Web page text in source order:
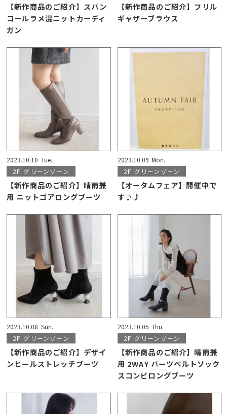
【新作商品のご紹介】スパン
コールラメ混ニットカーディ
ガン
【新作商品のご紹介】フリル
ギャザーブラウス
2023.10.10 Tue.
2F グリーンゾーン
【新作商品のご紹介】晴雨兼
用 ニットゴアロングブーツ
2023.10.09 Mon.
2F グリーンゾーン
【オータムフェア】開催中で
す♪♪
2023.10.08 Sun.
2F グリーンゾーン
【新作商品のご紹介】デザイ
ンヒールストレッチブーツ
2023.10.05 Thu.
2F グリーンゾーン
【新作商品のご紹介】晴雨兼
用 2WAY パーツベルトソック
スコンビロングブーツ